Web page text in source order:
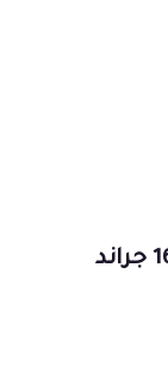
ترولي شخصيات مقساس 16 جراند